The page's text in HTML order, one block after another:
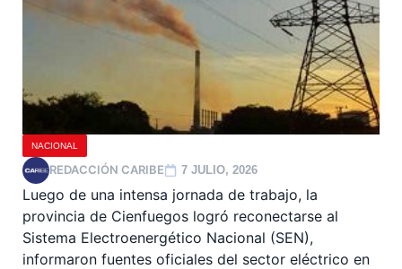
NACIONAL
REDACCIÓN CARIBE 7 JULIO, 2026
Luego de una intensa jornada de trabajo, la
provincia de Cienfuegos logró reconectarse al
Sistema Electroenergético Nacional (SEN),
informaron fuentes oficiales del sector eléctrico en